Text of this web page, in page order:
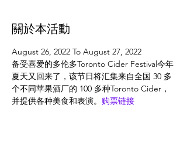
關於本活動
August 26, 2022 To August 27, 2022
备受喜爱的多伦多Toronto Cider Festival今年
夏天又回来了，该节日将汇集来自全国 30 多
个不同苹果酒厂的 100 多种Toronto Cider，
并提供各种美食和表演。 购票链接